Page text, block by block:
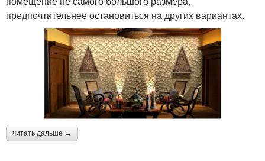
предпочтительнее остановиться на других вариантах.
читать дальше →